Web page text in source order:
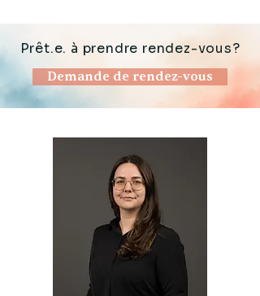
Prêt.e. à prendre rendez-vous?
Demande de rendez-vous